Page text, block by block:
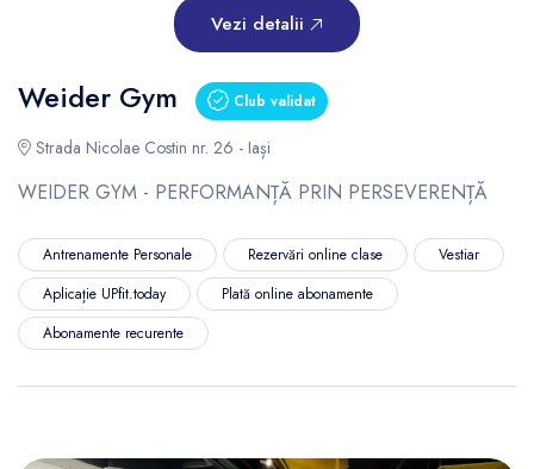
Vezi detalii
Weider Gym Club validat
Strada Nicolae Costin nr. 26 - Iași
WEIDER GYM - PERFORMANȚĂ PRIN PERSEVERENȚĂ
Antrenamente Personale Rezervări online clase
Vestiar
Aplicație UPfit.today
Plată online abonamente
Abonamente recurente